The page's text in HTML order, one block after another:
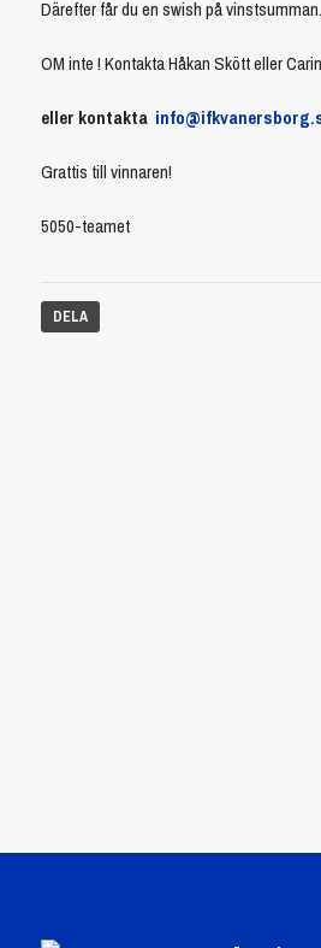
Därefter får du en swish på vinstsumman.
OM inte ! Kontakta Håkan Skött eller
eller kontakta
Grattis till vinnaren!
5050-teamet
DELA